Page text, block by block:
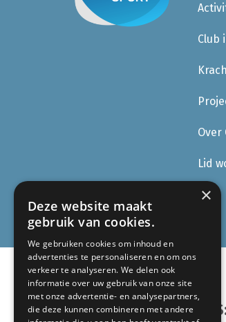
Club
Over
Lid
ONZE
×
Deze website maakt
gebruik van cookies.
We gebruiken cookies om inhoud en
advertenties te personaliseren en om ons
verkeer te analyseren. We delen ook
informatie over uw gebruik van onze site
met onze advertentie- en analysepartners,
die deze kunnen combineren met andere